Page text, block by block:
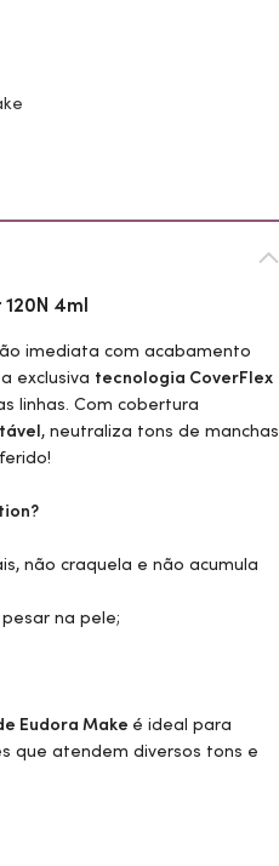
4ml
imediata com acabamento
exclusiva tecnologia CoverFlex
linhas. Com cobertura
, neutraliza tons de manchas
não craquela e não acumula
na pele;
Eudora Make é ideal para
que atendem diversos tons e